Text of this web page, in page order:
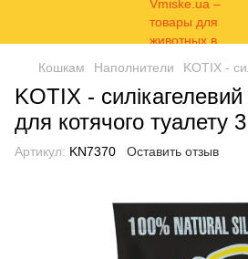
Кошкам Наполнители KOTIX -
KOTIX -
для котячого туалету
Артикул: KN7370 Оставить отзыв